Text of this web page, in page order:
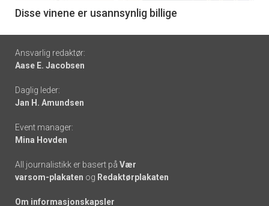
6
Disse vinene er usannsynlig billige
Footer
-
links
Ansvarlig redaktør:
Aase E. Jacobsen
Daglig leder:
Jan H. Amundsen
Event manager:
Mina Hovden
All journalistikk er basert på Vær
varsom-plakaten og Redaktørplakaten
Om informasjonskapsler